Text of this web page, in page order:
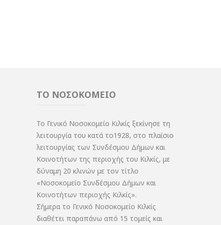
ΤΟ ΝΟΣΟΚΟΜΕΙΟ
Το Γενικό Νοσοκομείο Κιλκίς ξεκίνησε τη
λειτουργία του κατά το1928, στο πλαίσιο
λειτουργίας των Συνδέσμου Δήμων και
Κοινοτήτων της περιοχής του Κιλκίς, με
δύναμη 20 κλινών με τον τίτλο
«Νοσοκομείο Συνδέσμου Δήμων και
Κοινοτήτων περιοχής Κιλκίς».
Σήμερα το Γενικό Νοσοκομείο Κιλκίς
διαθέτει παραπάνω από 15 τομείς και